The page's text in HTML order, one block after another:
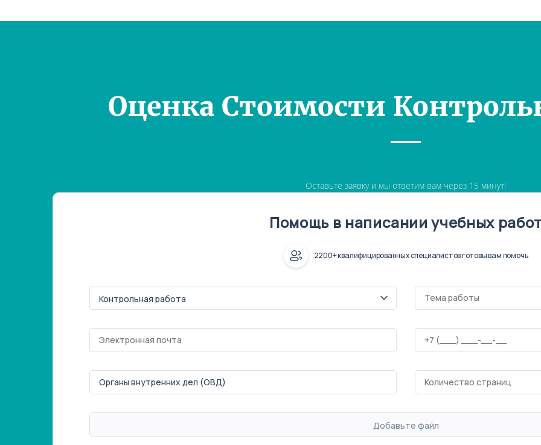
Оценка Стоимости
Оставьте заявку и мы ответим вам через 15 минут!
Помощь в написании учебных
2200+ квалифицированных специалистов готовы вам помочь
Добавьте файл